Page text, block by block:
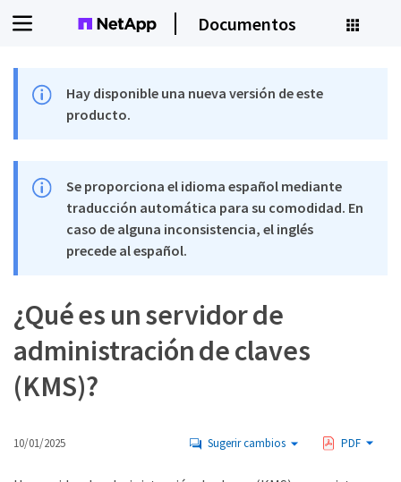
Documentos
Hay disponible una nueva versión de este
producto.
Se proporciona el idioma español mediante
traducción automática para su comodidad. En
caso de alguna inconsistencia, el inglés
precede al español.
¿Qué es un servidor de
administración de claves
(KMS)?
10/01/2025 Sugerir cambios PDF